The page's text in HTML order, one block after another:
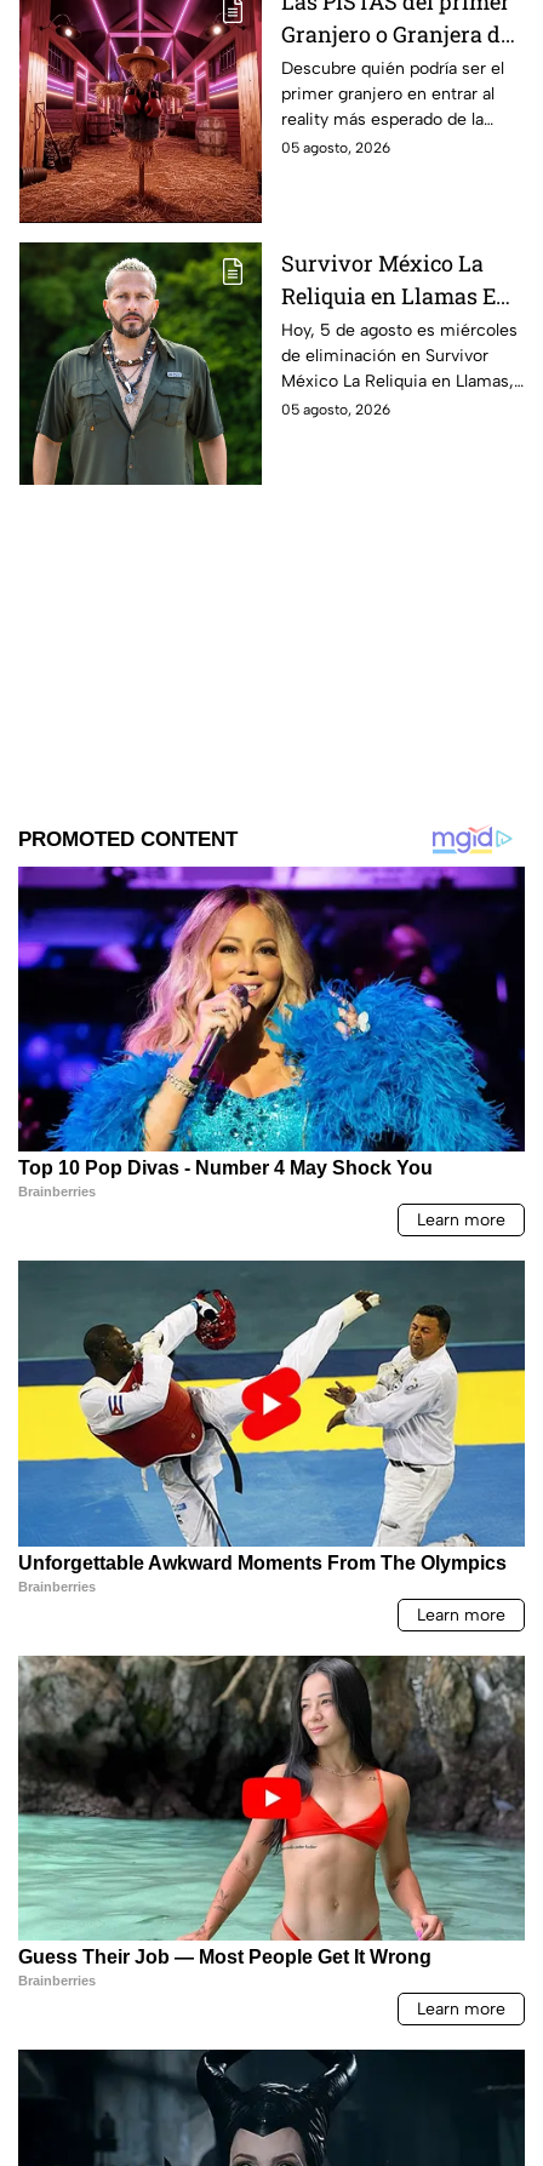
Granjero o Granjera de
La Granja VIP Segunda
Temporada ¿Lo
adivinas?
Descubre quién podría ser el
primer granjero en entrar al
reality más esperado de la
televisión con las pistas que se
05 agosto, 2026
Survivor México La
Reliquia en Llamas EN
VIVO | ver GRATIS en
línea la transmisión
del miércoles de
ELIMINACIÓN del 5 de
Hoy, 5 de agosto es miércoles
de eliminación en Survivor
México La Reliquia en Llamas,
descubriremos quién debe
05 agosto, 2026